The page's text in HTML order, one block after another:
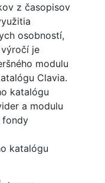
z časopisov
osobností,
je
modulu
Clavia.
katalógu
a modulu
fondy
katalógu